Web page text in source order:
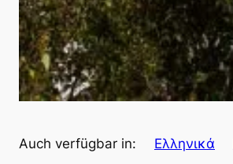
Auch verfügbar in: Ελληνικά